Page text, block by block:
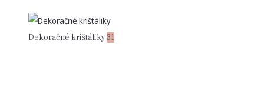
Dekoračné krištáliky31